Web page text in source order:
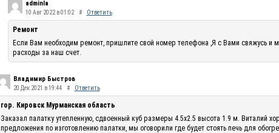
adminla
10 Авг 2022 в 01:02 # Ответить
Ремонт
Если Вам необходим ремонт, пришлите свой номер телефона ,Я с Вами свяжусь и
расходы за наш счет.
Владимир Быстров
20 Дек 2021 в 19:44 # Ответить
гор. Кировск Мурманская область
Заказал палатку утепленную, сдвоенный куб размеры 4.5х2.5 высота 1.9 м. Виталий
предложения по изготовлению палатки, мы оговорили где будет стоять печь для